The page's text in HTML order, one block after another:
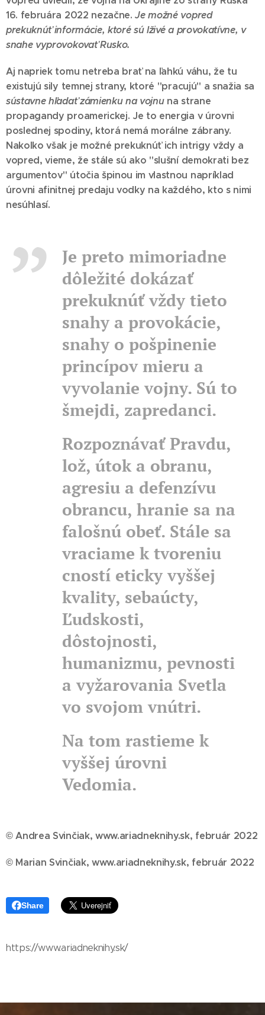
16. februára 2022 nezačne.Je možné vopred
prekuknúť informácie, ktoré sú lživé a provokatívne, v
snahe vyprovokovať Rusko.
Aj napriek tomu netreba brať na ľahkú váhu, že tu
existujú sily temnej strany, ktoré "pracujú" a snažia sa
sústavne hľadať zámienku na vojnuna strane
propagandy proamerickej. Je to energia v úrovni
poslednej spodiny, ktorá nemá morálne zábrany.
Nakoľko však je možné prekuknúť ich intrigy vždy a
vopred, vieme, že stále sú ako "slušní demokrati bez
argumentov" útočia špinou im vlastnou napríklad
úrovni afinitnej predaju vodky na každého, kto s nimi
nesúhlasí.
Je preto mimoriadne
dôležité dokázať
prekuknúť vždy tieto
snahy a provokácie,
snahy o pošpinenie
princípov mieru a
vyvolanie vojny. Sú to
šmejdi, zapredanci.
Rozpoznávať Pravdu,
lož, útok a obranu,
agresiu a defenzívu
obrancu, hranie sa na
falošnú obeť. Stále sa
vraciame k tvoreniu
cností eticky vyššej
kvality, sebaúcty,
Ľudskosti,
dôstojnosti,
humanizmu, pevnosti
a vyžarovania Svetla
vo svojom vnútri.
Na tom rastieme k
vyššej úrovni
Vedomia.
© Andrea Svinčiak, www.ariadneknihy.sk, február 2022
© Marian Svinčiak, www.ariadneknihy.sk, február 2022
Share
https://www.ariadneknihy.sk/